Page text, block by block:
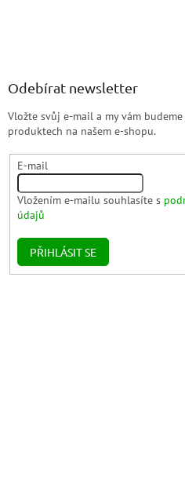
Odebírat newsletter
Vložte svůj e-mail a my vám
produktech na našem e-shopu.
E-mail
Vložením e-mailu souhlasíte s
údajů
PŘIHLÁSIT SE